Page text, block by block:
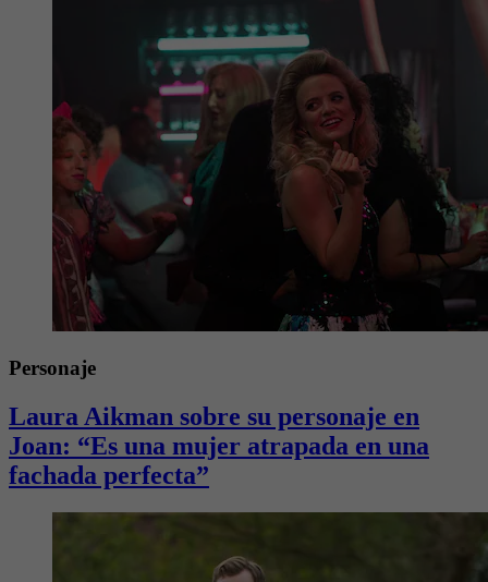
Personaje
Laura Aikman sobre su personaje en
Joan: “Es una mujer atrapada en una
fachada perfecta”